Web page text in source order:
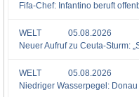
Fifa-Chef: Infantino beruft
WELT
05.08.2026
Neuer Aufruf zu Ceuta-Sturm:
WELT
05.08.2026
Niedriger Wasserpegel: